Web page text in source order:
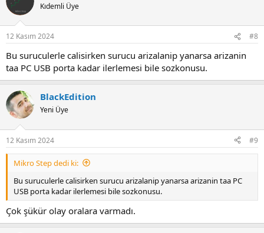
Kıdemli Üye
12 Kasım 2024 #8
Bu suruculerle calisirken surucu arizalanip yanarsa arizanin
taa PC USB porta kadar ilerlemesi bile sozkonusu.
BlackEdition
Yeni Üye
12 Kasım 2024 #9
Mikro Step dedi ki:
Bu suruculerle calisirken surucu arizalanip yanarsa arizanin taa PC
USB porta kadar ilerlemesi bile sozkonusu.
Çok şükür olay oralara varmadı.